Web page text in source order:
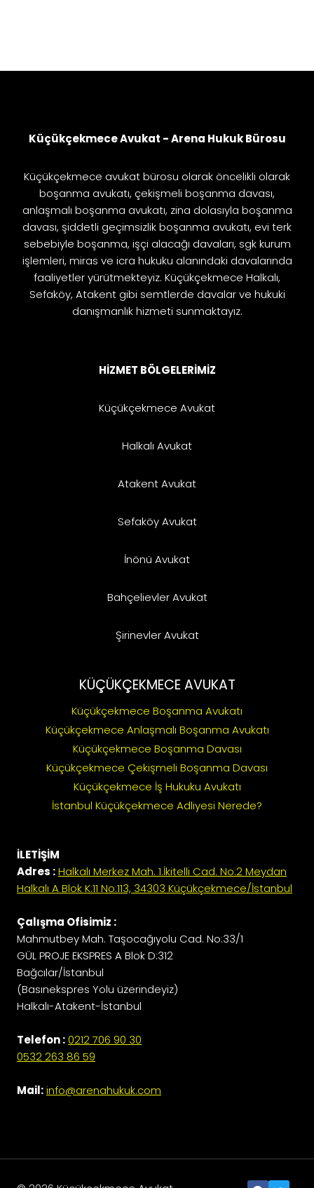
Küçükçekmece Avukat - Arena Hukuk Bürosu
Küçükçekmece avukat bürosu olarak öncelikli olarak
boşanma avukatı, çekişmeli boşanma davası,
anlaşmalı boşanma avukatı, zina dolasıyla boşanma
davası, şiddetli geçimsizlik boşanma avukatı, evi terk
sebebiyle boşanma, işçi alacağı davaları, sgk kurum
işlemleri, miras ve icra hukuku alanındaki davalarında
faaliyetler yürütmekteyiz. Küçükçekmece Halkalı,
Sefaköy, Atakent gibi semtlerde davalar ve hukuki
danışmanlık hizmeti sunmaktayız.
HİZMET BÖLGELERİMİZ
Küçükçekmece Avukat
Halkalı Avukat
Atakent Avukat
Sefaköy Avukat
İnönü Avukat
Bahçelievler Avukat
Şirinevler Avukat
KÜÇÜKÇEKMECE AVUKAT
Küçükçekmece Boşanma Avukatı
Küçükçekmece Anlaşmalı Boşanma Avukatı
Küçükçekmece Boşanma Davası
Küçükçekmece Çekişmeli Boşanma Davası
Küçükçekmece İş Hukuku Avukatı
İstanbul Küçükçekmece Adliyesi Nerede?
İLETİŞİM
Adres :Halkalı Merkez Mah. 1.İkitelli Cad. No:2 Meydan
Halkalı A Blok K:11 No:113, 34303 Küçükçekmece/İstanbul
Çalışma Ofisimiz :
Mahmutbey Mah. Taşocağıyolu Cad. No:33/1
GÜL PROJE EKSPRES A Blok D:312
Bağcılar/İstanbul
(Basınekspres Yolu üzerindeyiz)
Halkalı-Atakent-İstanbul
Telefon :0212 706 90 30
0532 263 86 59
Mail:info@arenahukuk.com